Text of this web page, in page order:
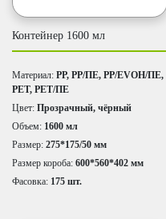
Контейнер 1600 мл
Материал: PP, PP/ПЕ, PP/EVOH/ПЕ,
PET, PET/ПЕ
Цвет: Прозрачный, чёрный
Объем: 1600 мл
Размер: 275*175/50 мм
Размер короба: 600*560*402 мм
Фасовка: 175 шт.